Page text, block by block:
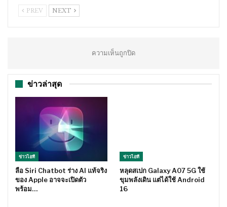
PREV NEXT
ความเห็นถูกปิด
ข่าวล่าสุด
ข่าวไอที
ลือ Siri Chatbot ร่าง AI แท้จริง
ของ Apple อาจจะเปิดตัว
พร้อม…
ข่าวไอที
หลุดสเปก Galaxy A07 5G ใช้
ขุมพลังเดิน แต่ได้ใช้ Android
16